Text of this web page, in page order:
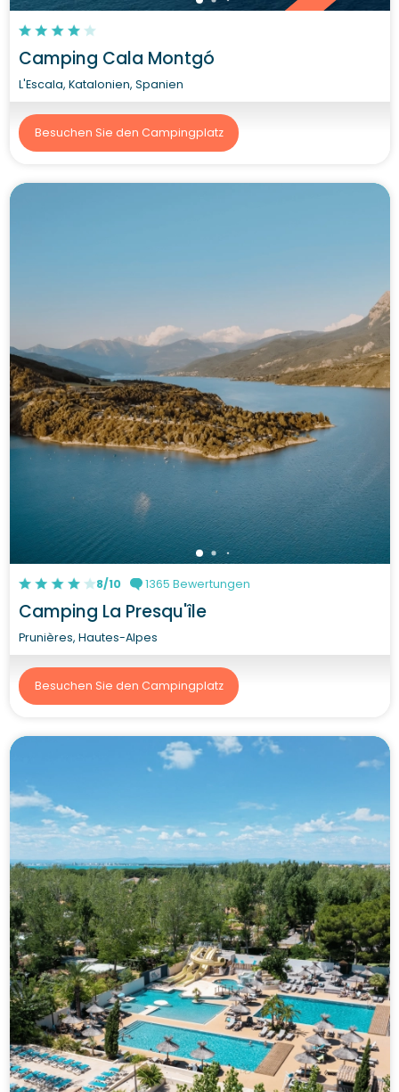
Camping Cala Montgó
L'Escala, Katalonien, Spanien
Besuchen Sie den Campingplatz
8/10 1365 Bewertungen
Camping La Presqu'île
Prunières, Hautes-Alpes
Besuchen Sie den Campingplatz